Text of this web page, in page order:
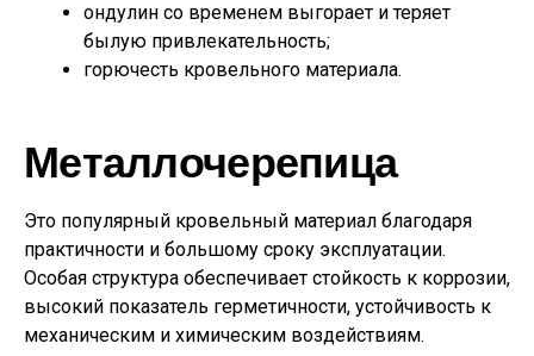
ондулин со временем выгорает и теряет
былую привлекательность;
горючесть кровельного материала.
Металлочерепица
Это популярный кровельный материал благодаря
практичности и большому сроку эксплуатации.
Особая структура обеспечивает стойкость к коррозии,
высокий показатель герметичности, устойчивость к
механическим и химическим воздействиям.